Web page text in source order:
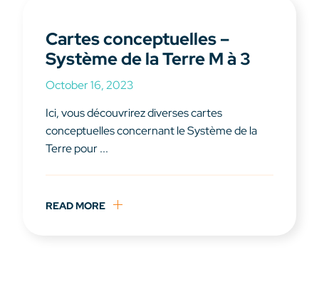
Cartes conceptuelles –
Système de la Terre M à 3
October 16, 2023
Ici, vous découvrirez diverses cartes
conceptuelles concernant le Système de la
Terre pour ...
READ MORE